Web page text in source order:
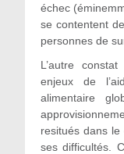
échec
se contentent
personnes de
L’autre
enjeux de
alimentaire
resitués dans
ses difficultés.